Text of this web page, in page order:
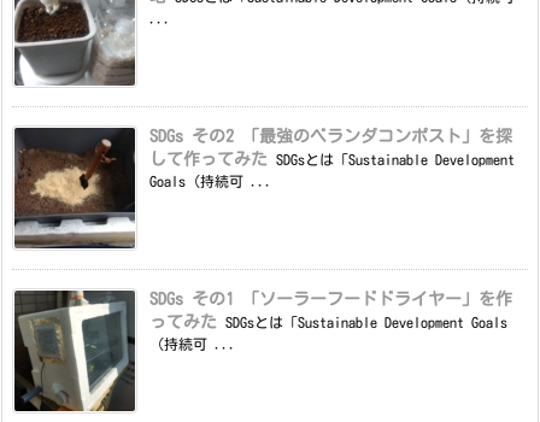
...
SDGs その2 「最強のベランダコンポスト」を探
して作ってみた
SDGsとは「Sustainable Development
Goals（持続可 ...
SDGs その1 「ソーラーフードドライヤー」を作
ってみた
SDGsとは「Sustainable Development Goals
（持続可 ...